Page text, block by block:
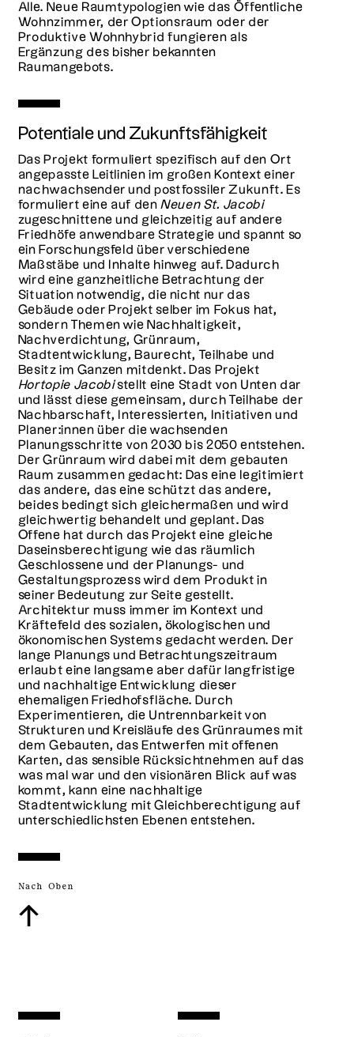
Alle. Neue Raumtypologien wie das Öffentliche
Wohnzimmer, der Optionsraum oder der
Produktive Wohnhybrid fungieren als
Ergänzung des bisher bekannten
Raumangebots.
Potentiale und Zukunftsfähigkeit
Das Projekt formuliert spezifisch auf den Ort
angepasste Leitlinien im großen Kontext einer
nachwachsender und postfossiler Zukunft. Es
formuliert eine auf denNeuen St. Jacobi
zugeschnittene und gleichzeitig auf andere
Friedhöfe anwendbare Strategie und spannt so
ein Forschungsfeld über verschiedene
Maßstäbe und Inhalte hinweg auf. Dadurch
wird eine ganzheitliche Betrachtung der
Situation notwendig, die nicht nur das
Gebäude oder Projekt selber im Fokus hat,
sondern Themen wie Nachhaltigkeit,
Nachverdichtung, Grünraum,
Stadtentwicklung, Baurecht, Teilhabe und
Besitz im Ganzen mitdenkt. Das Projekt
Hortopie Jacobistellt eine Stadt von Unten dar
und lässt diese gemeinsam, durch Teilhabe der
Nachbarschaft, Interessierten, Initiativen und
Planer:innen über die wachsenden
Planungsschritte von 2030 bis 2050 entstehen.
Der Grünraum wird dabei mit dem gebauten
Raum zusammen gedacht: Das eine legitimiert
das andere, das eine schützt das andere,
beides bedingt sich gleichermaßen und wird
gleichwertig behandelt und geplant. Das
Offene hat durch das Projekt eine gleiche
Daseinsberechtigung wie das räumlich
Geschlossene und der Planungs- und
Gestaltungsprozess wird dem Produkt in
seiner Bedeutung zur Seite gestellt.
Architektur muss immer im Kontext und
Kräftefeld des sozialen, ökologischen und
ökonomischen Systems gedacht werden. Der
lange Planungs und Betrachtungszeitraum
erlaubt eine langsame aber dafür langfristige
und nachhaltige Entwicklung dieser
ehemaligen Friedhofsfläche. Durch
Experimentieren, die Untrennbarkeit von
Strukturen und Kreisläufe des Grünraumes mit
dem Gebauten, das Entwerfen mit offenen
Karten, das sensible Rücksichtnehmen auf das
was mal war und den visionären Blick auf was
kommt, kann eine nachhaltige
Stadtentwicklung mit Gleichberechtigung auf
unterschiedlichsten Ebenen entstehen.
Nach Oben
↑